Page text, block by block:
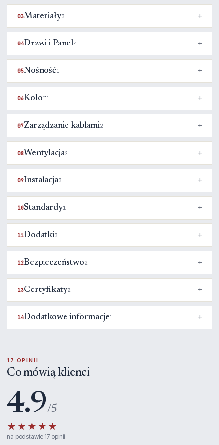
03Materiały3
04Drzwi i Panel4
05Nośność1
06Kolor1
07Zarządzanie kablami2
08Wentylacja2
09Instalacja3
10Standardy1
11Dodatki3
12Bezpieczeństwo2
13Certyfikaty2
14Dodatkowe informacje1
17 OPINII
Co mówią klienci
4.9/5
★★★★★
na podstawie 17 opinii